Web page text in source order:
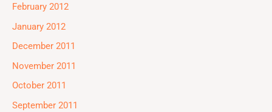
February 2012
January 2012
December 2011
November 2011
October 2011
September 2011